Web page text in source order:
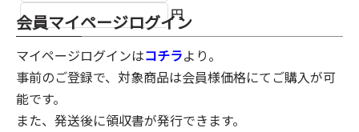
円
会員マイページログイン
マイページログインはコチラより。
事前のご登録で、対象商品は会員様価格にてご購入が可
能です。
また、発送後に領収書が発行できます。